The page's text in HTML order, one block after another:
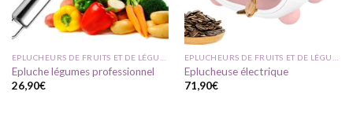
Epluche légumes professionnel
26,90€
Eplucheuse électrique
71,90€